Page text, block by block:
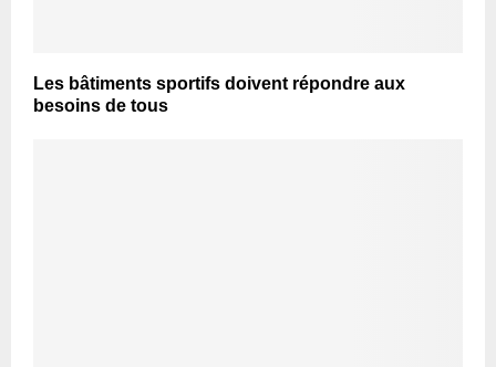
Les bâtiments sportifs doivent répondre aux
besoins de tous